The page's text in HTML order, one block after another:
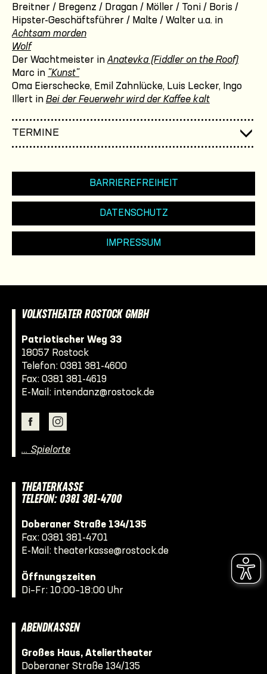
Breitner / Bregenz / Dragan / Möller / Toni / Boris /
Hipster-Geschäftsführer / Malte / Walter u.a. in
Achtsam morden
Wolf
Der Wachtmeister in Anatevka (Fiddler on the Roof)
Marc in "Kunst"
Oma Eierschecke, Emil Zahnlücke, Luis Lecker, Ingo
Illert in Bei der Feuerwehr wird der Kaffee kalt
TERMINE
BARRIEREFREIHEIT
DATENSCHUTZ
IMPRESSUM
VOLKSTHEATER ROSTOCK GMBH
Patriotischer Weg 33
18057 Rostock
Telefon: 0381 381-4600
Fax: 0381 381-4619
E-Mail: intendanz@rostock.de
… Spielorte
THEATERKASSE
TELEFON: 0381 381-4700
Doberaner Straße 134/135
Fax: 0381 381-4701
E-Mail: theaterkasse@rostock.de
Öffnungszeiten
Di–Fr: 10:00–18:00 Uhr
ABENDKASSEN
Großes Haus, Ateliertheater
Doberaner Straße 134/135